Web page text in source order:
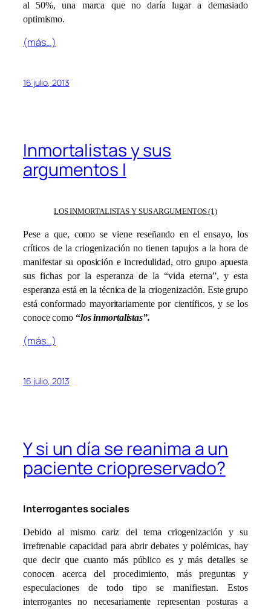
al 50%, una marca que no daría lugar a demasiado
optimismo.
(más…)
16 julio, 2013
Inmortalistas y sus
argumentos I
LOS INMORTALISTAS Y SUS ARGUMENTOS (1)
Pese a que, como se viene reseñando en el ensayo, los
críticos de la criogenización no tienen tapujos a la hora de
manifestar su oposición e incredulidad, otro grupo apuesta
sus fichas por la esperanza de la “vida eterna”, y esta
esperanza está en la técnica de la criogenización. Este grupo
está conformado mayoritariamente por científicos, y se los
conoce como “los inmortalistas”.
(más…)
16 julio, 2013
Y si un día se reanima a un
paciente criopreservado?
Interrogantes sociales
Debido al mismo cariz del tema criogenización y su
irrefrenable capacidad para abrir debates y polémicas, hay
que decir que cuanto más público es y más detalles se
conocen acerca del procedimiento, más preguntas y
especulaciones de todo tipo se manifiestan. Estos
interrogantes no necesariamente representan posturas a